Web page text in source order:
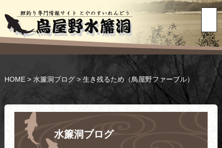
HOME> 水簾洞ブログ> 生き残るため（鳥屋野ファーブル）
水簾洞ブログ